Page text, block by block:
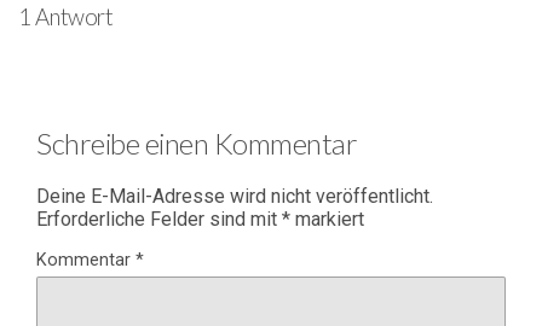
1 Antwort
Schreibe einen Kommentar
Deine E-Mail-Adresse wird nicht veröffentlicht.
Erforderliche Felder sind mit * markiert
Kommentar *